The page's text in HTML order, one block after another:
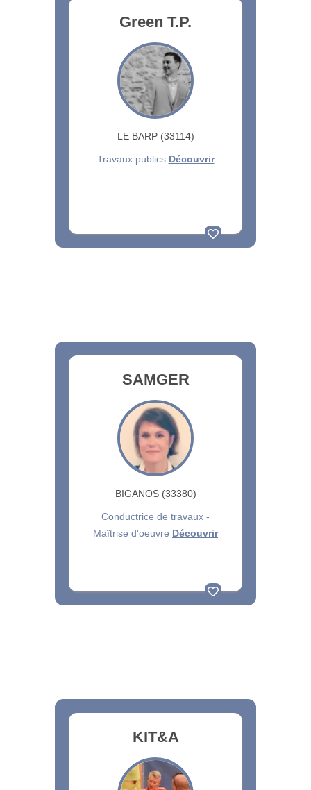
Green T.P.
LE BARP (33114)
Travaux publics Découvrir
SAMGER
BIGANOS (33380)
Conductrice de travaux -
Maîtrise d'oeuvre Découvrir
KIT&A